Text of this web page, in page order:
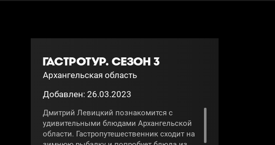
ГАСТРОТУР. СЕЗОН 3
Архангельская область
Добавлен: 26.03.2023
Дмитрий Левицкий познакомится с
удивительными блюдами Архангельской
области. Гастропутешественник сходит на